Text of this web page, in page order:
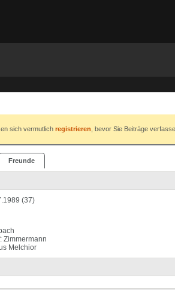
sich vermutlich registrieren , bevor Sie Beiträge
Freunde
(37)
Zimmermann
Melchior